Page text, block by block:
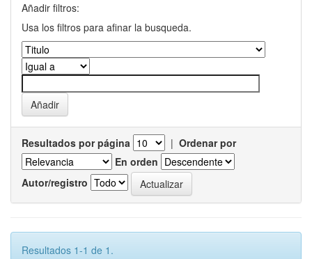
Añadir filtros:
Usa los filtros para afinar la busqueda.
Resultados por página | Ordenar por
En orden
Autor/registro
Resultados 1-1 de 1.